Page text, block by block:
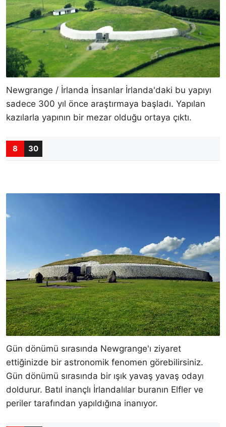
Newgrange / İrlanda İnsanlar İrlanda'daki bu yapıyı
sadece 300 yıl önce araştırmaya başladı. Yapılan
kazılarla yapının bir mezar olduğu ortaya çıktı.
8 30
Gün dönümü sırasında Newgrange'ı ziyaret
ettiğinizde bir astronomik fenomen görebilirsiniz.
Gün dönümü sırasında bir ışık yavaş yavaş odayı
doldurur. Batıl inançlı İrlandalılar buranın Elfler ve
periler tarafından yapıldığına inanıyor.